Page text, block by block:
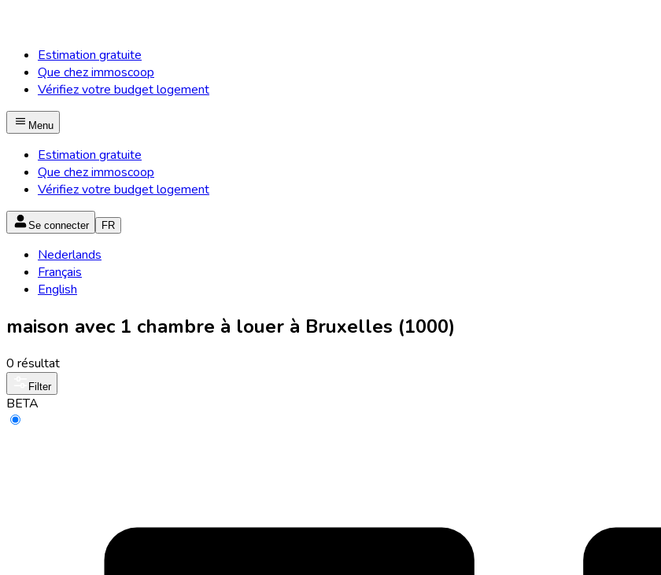
Estimation gratuite
Que chez immoscoop
Vérifiez votre budget logement
Menu
Estimation gratuite
Que chez immoscoop
Vérifiez votre budget logement
Se connecter FR
Nederlands
Français
English
maison avec 1 chambre à louer à Bruxelles (1000)
0 résultat
Filter
BETA